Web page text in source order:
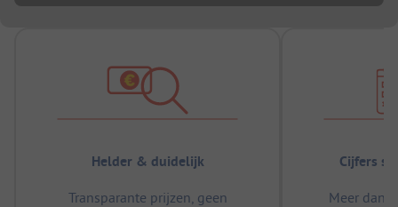
Helder & duidelijk
Transparante prijzen, geen
Cijfers
Meer dan